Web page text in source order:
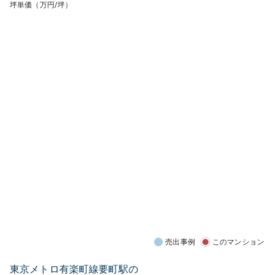
坪単価（万円/坪）
売出事例 このマンション
東京メトロ有楽町線要町駅の